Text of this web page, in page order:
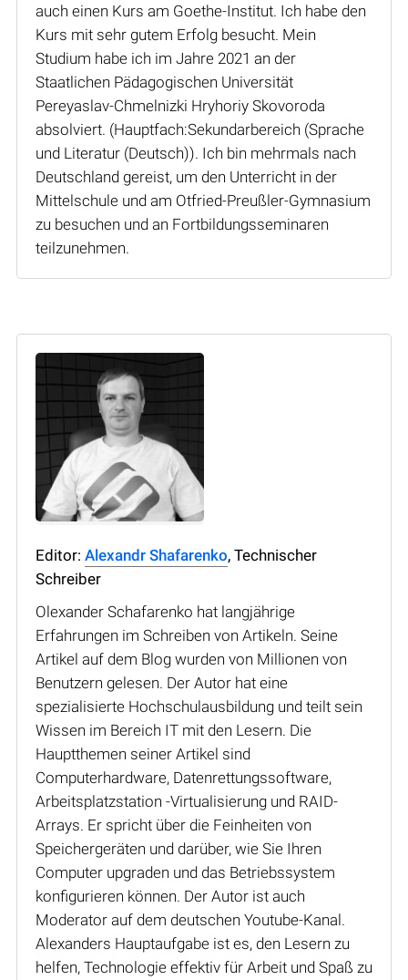
auch einen Kurs am Goethe-Institut. Ich habe den
Kurs mit sehr gutem Erfolg besucht. Mein
Studium habe ich im Jahre 2021 an der
Staatlichen Pädagogischen Universität
Pereyaslav-Chmelnizki Hryhoriy Skovoroda
absolviert. (Hauptfach:Sekundarbereich (Sprache
und Literatur (Deutsch)). Ich bin mehrmals nach
Deutschland gereist, um den Unterricht in der
Mittelschule und am Otfried-Preußler-Gymnasium
zu besuchen und an Fortbildungsseminaren
teilzunehmen.
Editor: Alexandr Shafarenko, Technischer
Schreiber
Olexander Schafarenko hat langjährige
Erfahrungen im Schreiben von Artikeln. Seine
Artikel auf dem Blog wurden von Millionen von
Benutzern gelesen. Der Autor hat eine
spezialisierte Hochschulausbildung und teilt sein
Wissen im Bereich IT mit den Lesern. Die
Hauptthemen seiner Artikel sind
Computerhardware, Datenrettungssoftware,
Arbeitsplatzstation -Virtualisierung und RAID-
Arrays. Er spricht über die Feinheiten von
Speichergeräten und darüber, wie Sie Ihren
Computer upgraden und das Betriebssystem
konfigurieren können. Der Autor ist auch
Moderator auf dem deutschen Youtube-Kanal.
Alexanders Hauptaufgabe ist es, den Lesern zu
helfen, Technologie effektiv für Arbeit und Spaß zu